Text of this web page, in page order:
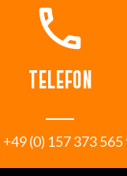
call
TELEFON
+49 (0) 157 373 565